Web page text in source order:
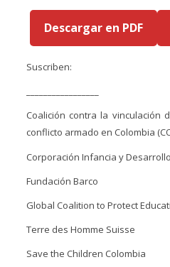
Descargar en PDF
Suscriben:
Coalición contra la vinculación
conflicto armado en Colombia
Corporación Infancia y Desarrollo
Fundación Barco
Global Coalition to Protect
Terre des Homme Suisse
Save the Children Colombia